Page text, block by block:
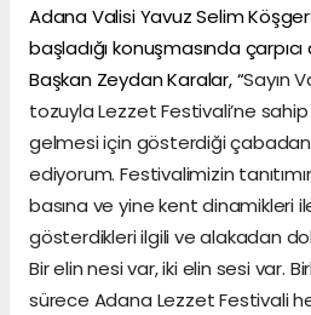
Adana Valisi Yavuz Selim
başladığı konuşmasında
Başkan Zeydan Karalar, “Sayın
tozuyla Lezzet Festivali’ne sahip
gelmesi için gösterdiği
ediyorum. Festivalimizin
basına ve yine kent dinamikleri
gösterdikleri ilgili ve alakadan
Bir elin nesi var, iki elin sesi var.
sürece Adana Lezzet Festivali